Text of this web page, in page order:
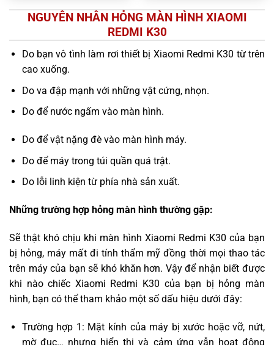
NGUYÊN NHÂN HỎNG MÀN HÌNH XIAOMI
REDMI K30
Do bạn vô tình làm rơi thiết bị Xiaomi Redmi K30 từ trên
cao xuống.
Do va đập mạnh với những vật cứng, nhọn.
Do để nước ngấm vào màn hình.
Do để vật nặng đè vào màn hình máy.
Do để máy trong túi quần quá trật.
Do lỗi linh kiện từ phía nhà sản xuất.
Những trường hợp hỏng màn hình thường gặp:
Sẽ thật khó chịu khi màn hình Xiaomi Redmi K30 của bạn
bị hỏng, máy mất đi tính thẩm mỹ đồng thời mọi thao tác
trên máy của bạn sẽ khó khăn hơn. Vậy để nhận biết được
khi nào chiếc Xiaomi Redmi K30 của bạn bị hỏng màn
hình, bạn có thể tham khảo một số dấu hiệu dưới đây:
Trường hợp 1: Mặt kính của máy bị xước hoặc vỡ, nứt,
mờ đục… nhưng hiển thị và cảm ứng vẫn hoạt động